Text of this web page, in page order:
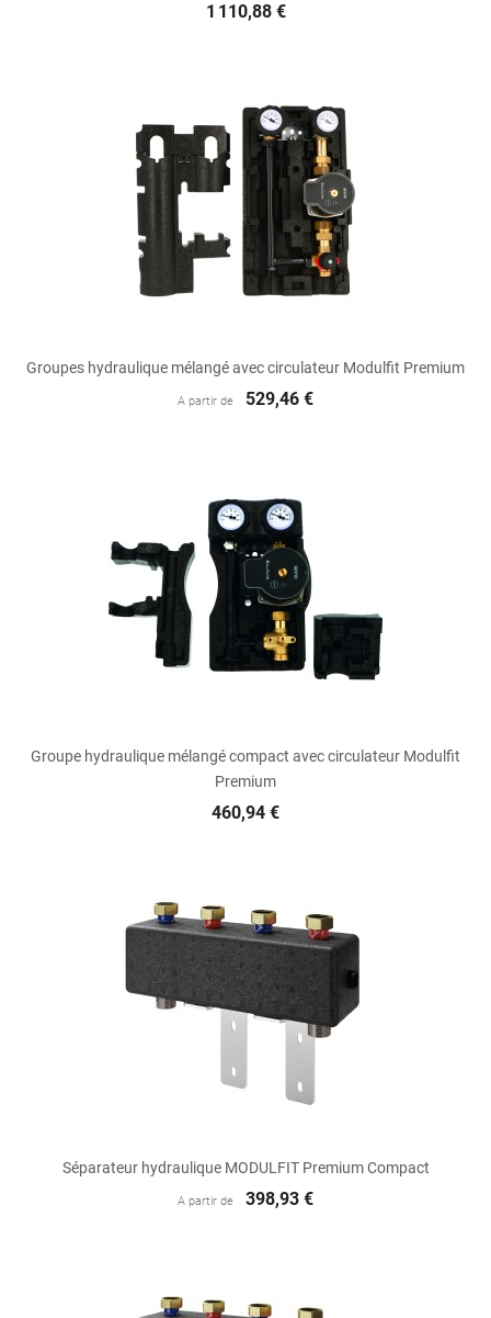
1 110,88 €
Groupes hydraulique mélangé avec circulateur Modulfit Premium
A partir de 529,46 €
Groupe hydraulique mélangé compact avec circulateur Modulfit
Premium
460,94 €
Séparateur hydraulique MODULFIT Premium Compact
A partir de 398,93 €